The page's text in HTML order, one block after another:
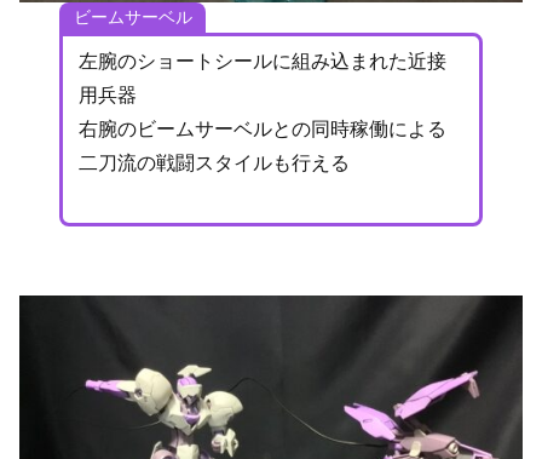
ビームサーベル
左腕のショートシールに組み込まれた近接
用兵器
右腕のビームサーベルとの同時稼働による
二刀流の戦闘スタイルも行える